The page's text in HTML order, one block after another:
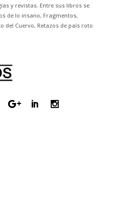
y revistas. Entre sus libros se
de lo insano, Fragmentos,
del Cuervo, Retazos de país roto